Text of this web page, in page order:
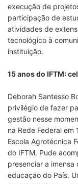
execução de
participação de
atividades de
tecnológico à
instituição.
15 anos do IFTM:
Deborah Santesso
privilégio de fazer
gestão nesse
na Rede Federal
Escola Agrotécnica
do IFTM. Pude
presenciar a
educação do País.